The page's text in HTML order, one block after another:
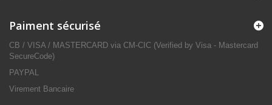
Paiment sécurisé
CB / VISA / MASTERCARD via CM-CIC (Verified by Visa - Mastercard
SecureCode)
PAYPAL
Virement Bancaire